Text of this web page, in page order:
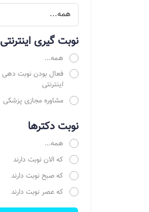
نوبت گیری اینترنتی
همه...
فعال بودن نوبت دهی
اینترنتی
مشاوره مجازی پزشکی
نوبت دکترها
همه...
که الان نوبت دارند
که صبح نوبت دارند
که عصر نوبت دارند